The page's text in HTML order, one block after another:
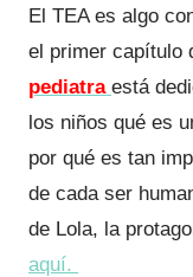
El TEA es algo
el primer capítulo
pediatra está
los niños qué es
por qué es tan
de cada ser
de Lola, la
aquí.